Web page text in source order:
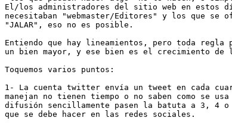
El/los administradores del sitio web en estos
necesitaban "webmaster/Editores" y los que se
"JALAR", eso no es posible.
Entiendo que hay lineamientos, pero toda regla
un bien mayor, y ese bien es el crecimiento de
Toquemos varios puntos:
1- La cuenta twitter envía un tweet en cada
manejan no tienen tiempo o no saben como se
difusión sencillamente pasen la batuta a 3, 4 o
que se debe hacer en las redes sociales.